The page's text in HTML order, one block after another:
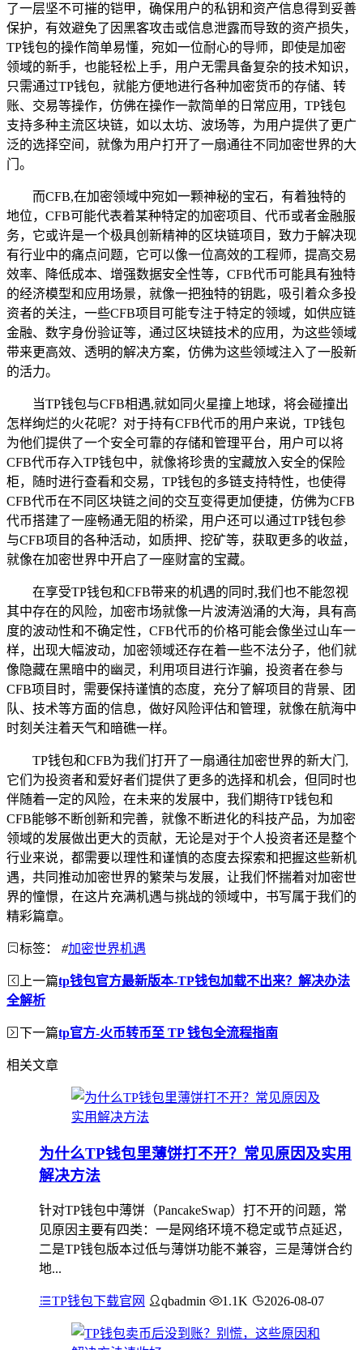
了一层坚不可摧的铠甲，确保用户的私钥和资产信息得到妥善
保护，有效避免了因黑客攻击或信息泄露而导致的资产损失，
TP钱包的操作简单易懂，宛如一位耐心的导师，即使是加密
领域的新手，也能轻松上手，用户无需具备复杂的技术知识，
只需通过TP钱包，就能方便地进行各种加密货币的存储、转
账、交易等操作，仿佛在操作一款简单的日常应用，TP钱包
支持多种主流区块链，如以太坊、波场等，为用户提供了更广
泛的选择空间，就像为用户打开了一扇通往不同加密世界的大
门。
而CFB,在加密领域中宛如一颗神秘的宝石，有着独特的
地位，CFB可能代表着某种特定的加密项目、代币或者金融服
务，它或许是一个极具创新精神的区块链项目，致力于解决现
有行业中的痛点问题，它可以像一位高效的工程师，提高交易
效率、降低成本、增强数据安全性等，CFB代币可能具有独特
的经济模型和应用场景，就像一把独特的钥匙，吸引着众多投
资者的关注，一些CFB项目可能专注于特定的领域，如供应链
金融、数字身份验证等，通过区块链技术的应用，为这些领域
带来更高效、透明的解决方案，仿佛为这些领域注入了一股新
的活力。
当TP钱包与CFB相遇,就如同火星撞上地球，将会碰撞出
怎样绚烂的火花呢？对于持有CFB代币的用户来说，TP钱包
为他们提供了一个安全可靠的存储和管理平台，用户可以将
CFB代币存入TP钱包中，就像将珍贵的宝藏放入安全的保险
柜，随时进行查看和交易，TP钱包的多链支持特性，也使得
CFB代币在不同区块链之间的交互变得更加便捷，仿佛为CFB
代币搭建了一座畅通无阻的桥梁，用户还可以通过TP钱包参
与CFB项目的各种活动，如质押、挖矿等，获取更多的收益，
就像在加密世界中开启了一座财富的宝藏。
在享受TP钱包和CFB带来的机遇的同时,我们也不能忽视
其中存在的风险，加密市场就像一片波涛汹涌的大海，具有高
度的波动性和不确定性，CFB代币的价格可能会像坐过山车一
样，出现大幅波动，加密领域还存在着一些不法分子，他们就
像隐藏在黑暗中的幽灵，利用项目进行诈骗，投资者在参与
CFB项目时，需要保持谨慎的态度，充分了解项目的背景、团
队、技术等方面的信息，做好风险评估和管理，就像在航海中
时刻关注着天气和暗礁一样。
TP钱包和CFB为我们打开了一扇通往加密世界的新大门,
它们为投资者和爱好者们提供了更多的选择和机会，但同时也
伴随着一定的风险，在未来的发展中，我们期待TP钱包和
CFB能够不断创新和完善，就像不断进化的科技产品，为加密
领域的发展做出更大的贡献，无论是对于个人投资者还是整个
行业来说，都需要以理性和谨慎的态度去探索和把握这些新机
遇，共同推动加密世界的繁荣与发展，让我们怀揣着对加密世
界的憧憬，在这片充满机遇与挑战的领域中，书写属于我们的
精彩篇章。
标签： #加密世界机遇
上一篇tp钱包官方最新版本-TP钱包加载不出来？解决办法
全解析
下一篇tp官方-火币转币至 TP 钱包全流程指南
相关文章
为什么TP钱包里薄饼打不开？常见原因及实用
解决方法
针对TP钱包中薄饼（PancakeSwap）打不开的问题，常
见原因主要有四类：一是网络环境不稳定或节点延迟，
二是TP钱包版本过低与薄饼功能不兼容，三是薄饼合约
地...
TP钱包下载官网 qbadmin 1.1K 2026-08-07